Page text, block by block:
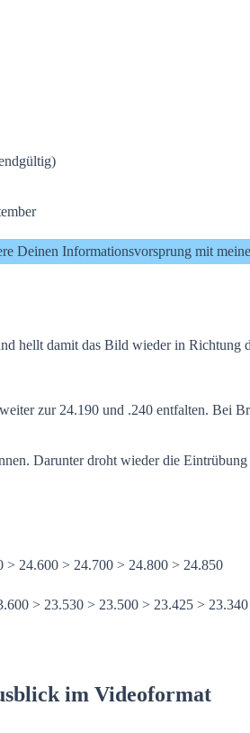
Deinen Informationsvorsprung mit
hellt damit das Bild wieder in Richtung
zur 24.190 und .240 entfalten. Bei
Darunter droht wieder die
> 24.600 > 24.700 > 24.800 > 24.850
> 23.530 > 23.500 > 23.425 >
im Videoformat